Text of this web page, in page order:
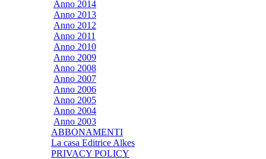
Anno 2014
Anno 2013
Anno 2012
Anno 2011
Anno 2010
Anno 2009
Anno 2008
Anno 2007
Anno 2006
Anno 2005
Anno 2004
Anno 2003
ABBONAMENTI
La casa Editrice Alkes
PRIVACY POLICY